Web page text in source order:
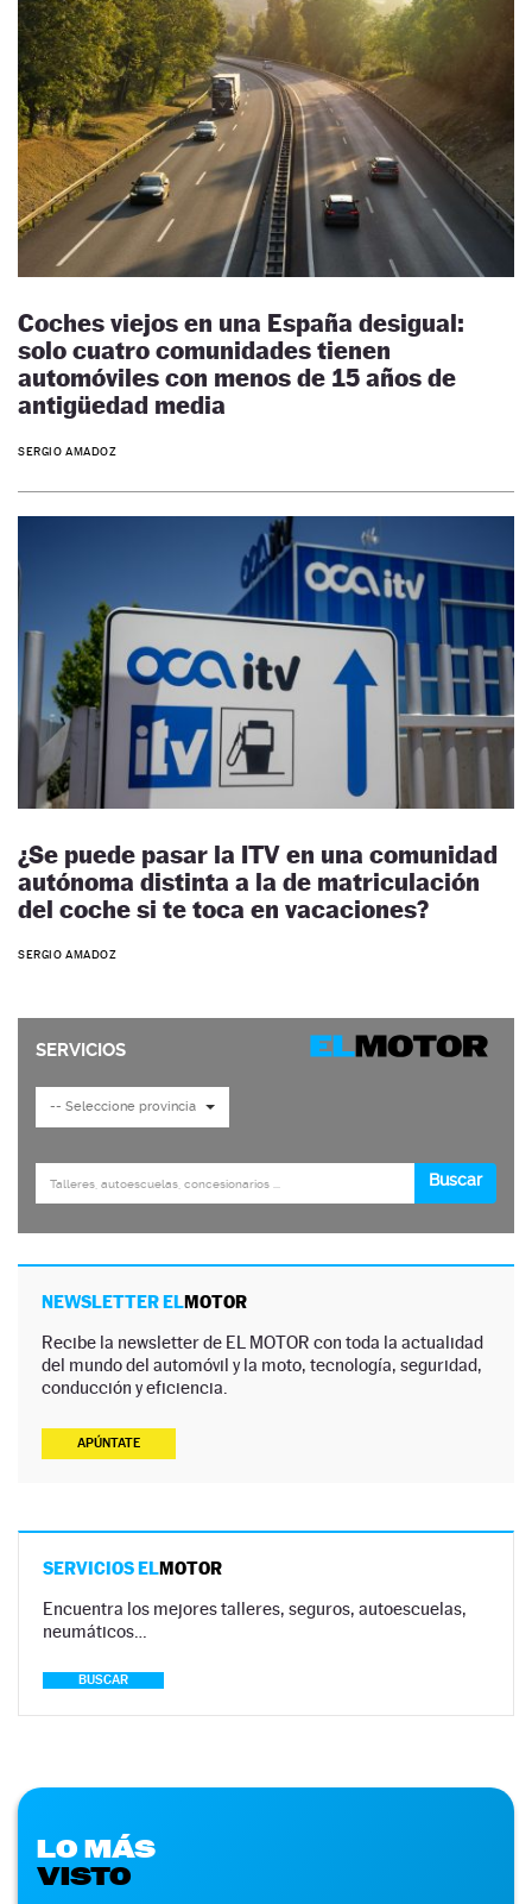
Coches viejos en una España desigual:
solo cuatro comunidades tienen
automóviles con menos de 15 años de
antigüedad media
SERGIO AMADOZ
¿Se puede pasar la ITV en una comunidad
autónoma distinta a la de matriculación
del coche si te toca en vacaciones?
SERGIO AMADOZ
NEWSLETTER ELMOTOR
Recibe la newsletter de EL MOTOR con toda la actualidad
del mundo del automóvil y la moto, tecnología, seguridad,
conducción y eficiencia.
APÚNTATE
SERVICIOS ELMOTOR
Encuentra los mejores talleres, seguros, autoescuelas,
neumáticos…
BUSCAR
LO MÁS
VISTO